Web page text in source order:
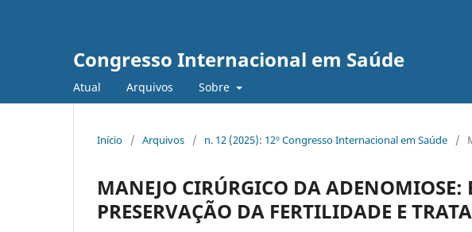
Congresso Internacional em Saúde
Atual Arquivos Sobre
Início / Arquivos / n. 12 (2025): 12º Congresso Internacional em Saúde /
MANEJO CIRÚRGICO DA ADENOMIOSE:
PRESERVAÇÃO DA FERTILIDADE E